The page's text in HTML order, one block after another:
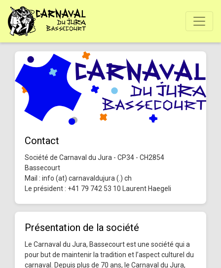
Contact
Société de Carnaval du Jura - CP34 - CH2854
Bassecourt
Mail : info (at) carnavaldujura (.) ch
Le président : +41 79 742 53 10 Laurent Haegeli
Présentation de la société
Le Carnaval du Jura, Bassecourt est une société qui a
pour but de maintenir la tradition et l’aspect culturel du
carnaval. Depuis plus de 70 ans, le Carnaval du Jura,